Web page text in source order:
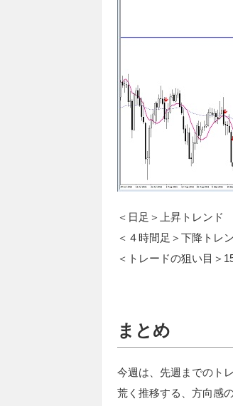
＜日足＞上昇トレン
＜４時間足＞下降トレ
＜トレードの狙い目＞
まとめ
今週は、先週までのト
荒く推移する、方向感